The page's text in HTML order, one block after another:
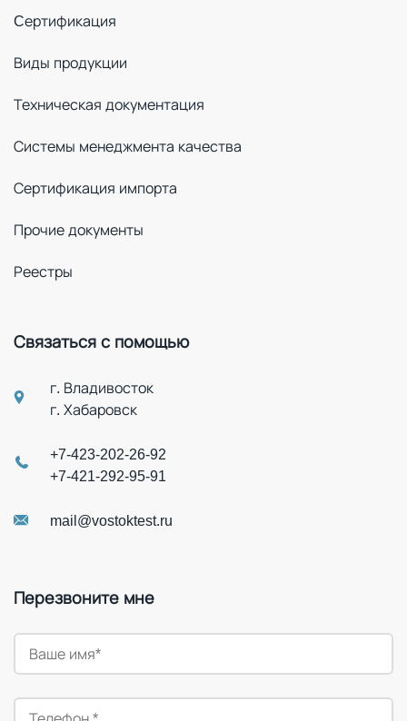
Cертификация
Виды продукции
Техническая документация
Системы менеджмента качества
Сертификация импорта
Прочие документы
Реестры
Связаться с помощью
г. Владивосток
г. Хабаровск
+7-423-202-26-92
+7-421-292-95-91
mail@vostoktest.ru
Перезвоните мне